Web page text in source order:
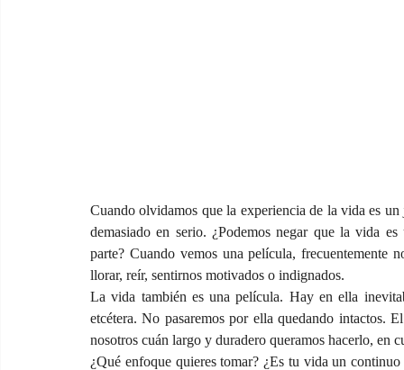
Cuando olvidamos que la experiencia de la vida es
demasiado en serio. ¿Podemos negar que la vida
parte? Cuando vemos una película, frecuentemente
llorar, reír, sentirnos motivados o indignados.
La vida también es una película. Hay en ella
etcétera. No pasaremos por ella quedando intactos.
nosotros cuán largo y duradero queramos hacerlo, en
¿Qué enfoque quieres tomar? ¿Es tu vida un